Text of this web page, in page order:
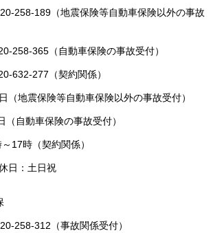
258-189（地震保険等自動車保険以外の事故
258-365（自動車保険の事故受付）
632-277（契約関係）
（地震保険等自動車保険以外の事故受付）
（自動車保険の事故受付）
～17時（契約関係）
日：土日祝
258-312（事故関係受付）